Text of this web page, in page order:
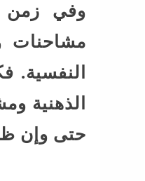
وفي زمن
مشاحنات
النفسية.
الذهنية
حتى وإن ظن